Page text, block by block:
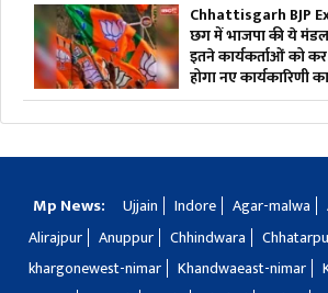
Chhattisgarh BJP
छग में भाजपा की ये
इतने कार्यकर्ताओं को
होगा नए कार्यकारिणी
Mp News: Ujjain Indore Agar-malwa
Alirajpur
Anuppur Chhindwara
khargonewest-nimar
Khandwaeast-nimar